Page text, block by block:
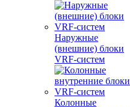
Наружные
(внешние) блоки
VRF-систем
Колонные